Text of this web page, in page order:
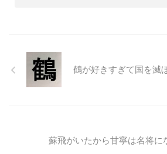
鶴が好きすぎて国を滅
蘇飛がいたから甘寧は名将に